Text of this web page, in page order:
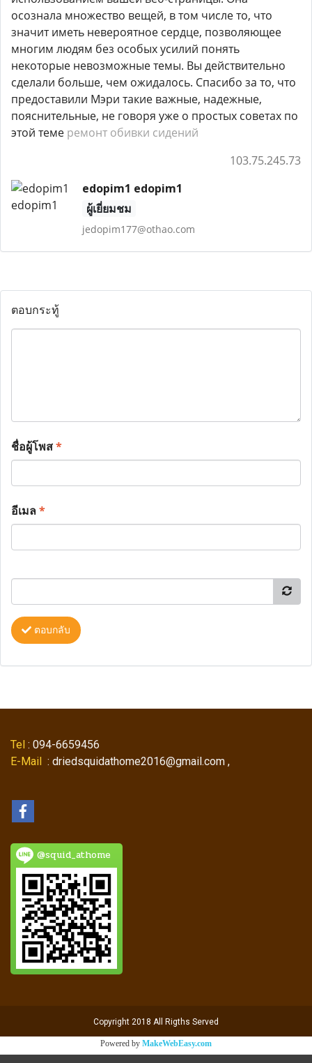
осознала множество вещей, в том числе то, что
значит иметь невероятное сердце, позволяющее
многим людям без особых усилий понять
некоторые невозможные темы. Вы действительно
сделали больше, чем ожидалось. Спасибо за то, что
предоставили Мэри такие важные, надежные,
пояснительные, не говоря уже о простых советах по
этой теме ремонт обивки сидений
103.75.245.73
edopim1 edopim1
ผู้เยี่ยมชม
jedopim177@othao.com
ตอบกระทู้
ชื่อผู้โพส*
อีเมล*
ตอบกลับ
Tel : 094-6659456
E-Mail : driedsquidathome2016@gmail.com ,
@squid_athome
Copyright 2018 All Rigths Served
Powered by MakeWebEasy.com